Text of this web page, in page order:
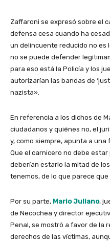
Zaffaroni se expresó sobre el
defensa cesa cuando ha
un delincuente reducido no es
no se puede defender
para eso está la Policía y los
autorizarían las bandas de
nazista».
En referencia a los dichos de
ciudadanos y quiénes no, el
y, como siempre, apunta a
Que el carnicero no debe
deberían estarlo la mitad de
tenemos, de lo que parece que
Por su parte, Mario Juliano,
de Necochea y director
Penal, se mostró a favor de la
derechos de las víctimas,